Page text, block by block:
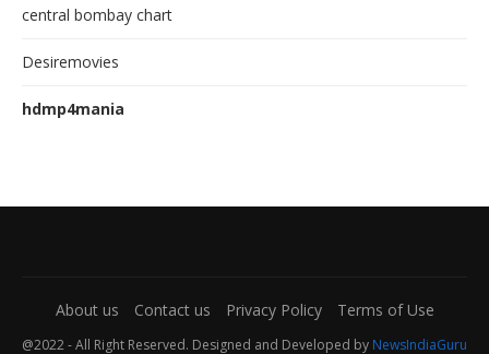
central bombay chart
Desiremovies
hdmp4mania
About us Contact us Privacy Policy Terms of Use
@2022 - All Right Reserved. Designed and Developed by NewsIndiaGuru